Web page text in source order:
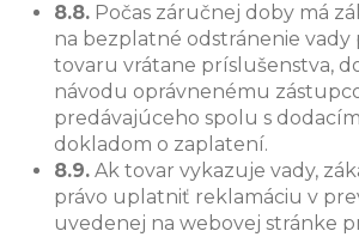
8.8. Počas záručnej doby má
na bezplatné odstránenie
tovaru vrátane príslušenstva,
návodu oprávnenému
predávajúceho spolu s
dokladom o zaplatení.
8.9. Ak tovar vykazuje vady,
právo uplatniť reklamáciu v
uvedenej na webovej stránke